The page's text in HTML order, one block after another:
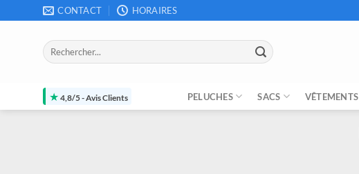
au
CONTACT HORAIRES
Recherche
pour :
★ 4,8/5 - Avis Clients PELUCHES SACS VÊTEMENTS